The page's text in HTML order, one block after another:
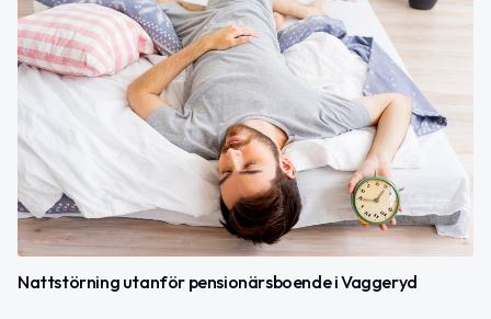
Nattstörning utanför pensionärsboende i Vaggeryd